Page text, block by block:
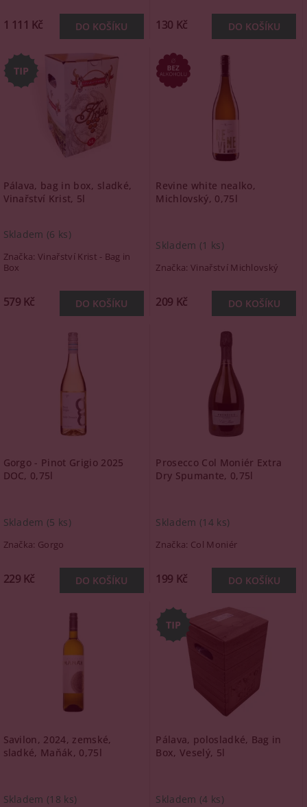
1 111 Kč 130 Kč
Pálava, bag in box, sladké,
Vinařství Krist, 5l
Skladem (6 ks)
Značka:Vinařství Krist - Bag in
Box
579 Kč
Revine white nealko,
Michlovský, 0,75l
Skladem (1 ks)
Značka: Vinařství Michlovský
209 Kč
Gorgo - Pinot Grigio 2025
DOC, 0,75l
Skladem (5 ks)
Značka: Gorgo
229 Kč
Prosecco Col Moniér Extra
Dry Spumante, 0,75l
Skladem (14 ks)
Značka: Col Moniér
199 Kč
Savilon, 2024, zemské,
sladké, Maňák, 0,75l
Skladem (18 ks)
Pálava, polosladké, Bag in
Box, Veselý, 5l
Skladem (4 ks)